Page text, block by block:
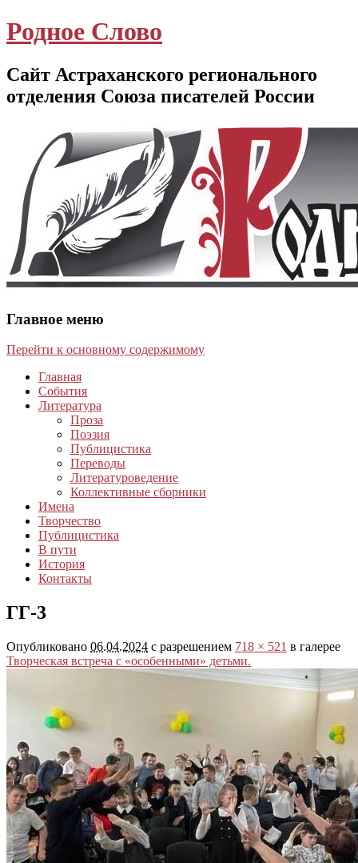
Родное Слово
Сайт Астраханского регионального
отделения Союза писателей России
Главное меню
Перейти к основному содержимому
Главная
События
Литература
Проза
Поэзия
Публицистика
Переводы
Литературоведение
Коллективные сборники
Имена
Творчество
Публицистика
В пути
История
Контакты
ГГ-3
Опубликовано 06.04.2024 с разрешением 718 × 521 в галерее
Творческая встреча с «особенными» детьми.